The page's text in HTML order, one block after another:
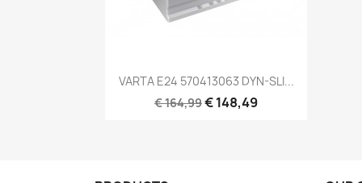
VARTA E24 570413063 DYN-SLI...
€ 164,99€ 148,49
Snel bekijken